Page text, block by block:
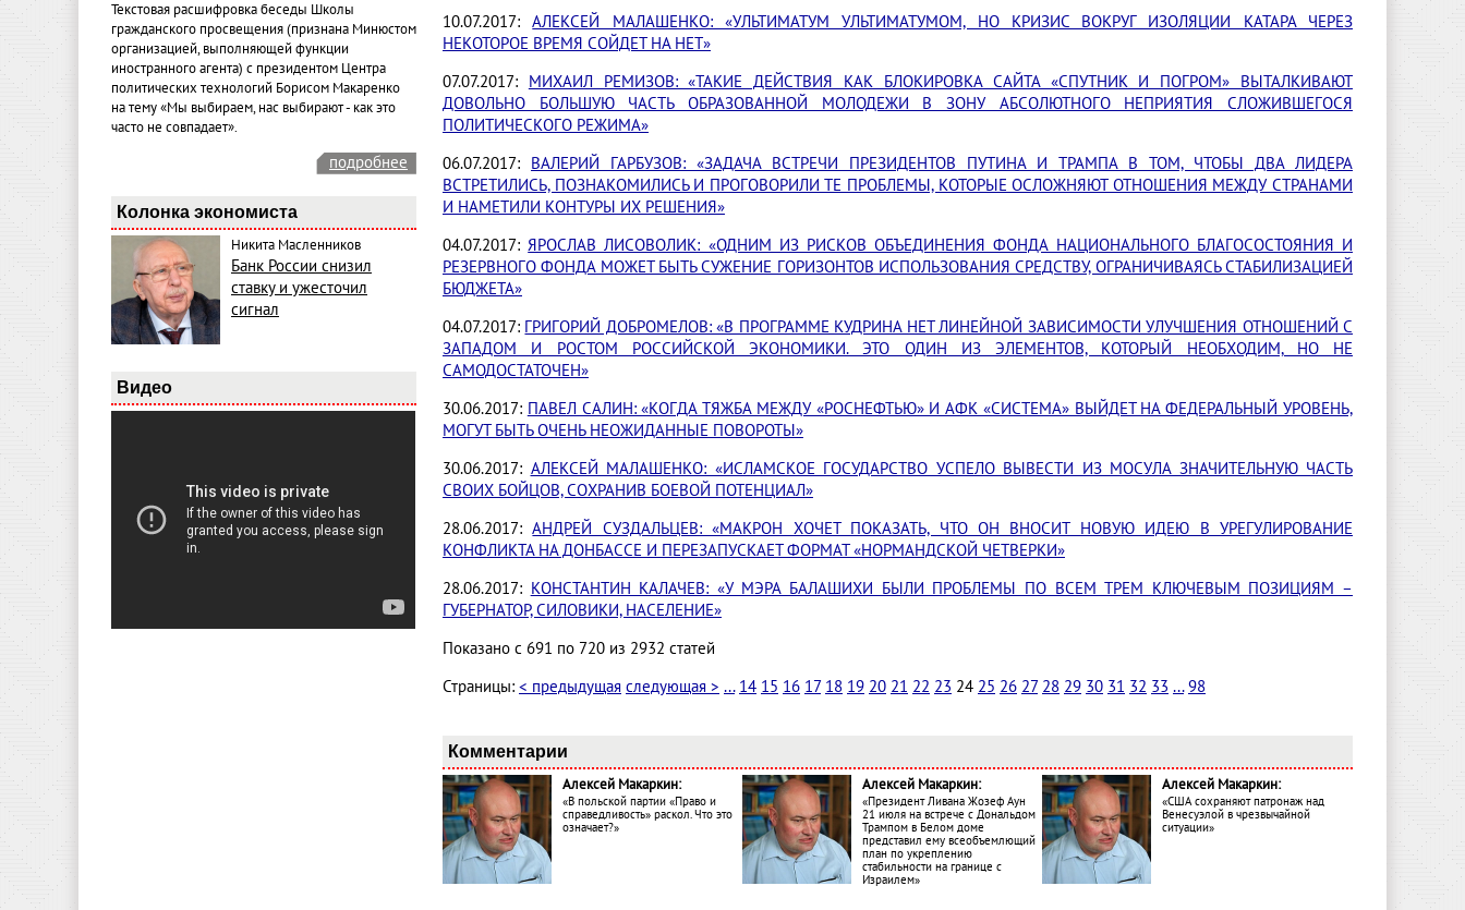
Текстовая расшифровка беседы Школы
гражданского просвещения (признана Минюстом
организацией, выполняющей функции
иностранного агента) с президентом Центра
политических технологий Борисом Макаренко
на тему «Мы выбираем, нас выбирают - как это
часто не совпадает».
подробнее
Колонка экономиста
Никита Масленников
Банк России снизил
ставку и ужесточил
сигнал
Видео
10.07.2017:АЛЕКСЕЙ МАЛАШЕНКО: «УЛЬТИМАТУМ УЛЬТИМАТУМОМ, НО КРИЗИС ВОКРУГ ИЗОЛЯЦИИ КАТАРА ЧЕРЕЗ
НЕКОТОРОЕ ВРЕМЯ СОЙДЕТ НА НЕТ»
07.07.2017: МИХАИЛ РЕМИЗОВ: «ТАКИЕ ДЕЙСТВИЯ КАК БЛОКИРОВКА САЙТА «СПУТНИК И ПОГРОМ» ВЫТАЛКИВАЮТ
ДОВОЛЬНО БОЛЬШУЮ ЧАСТЬ ОБРАЗОВАННОЙ МОЛОДЕЖИ В ЗОНУ АБСОЛЮТНОГО НЕПРИЯТИЯ СЛОЖИВШЕГОСЯ
ПОЛИТИЧЕСКОГО РЕЖИМА»
06.07.2017: ВАЛЕРИЙ ГАРБУЗОВ: «ЗАДАЧА ВСТРЕЧИ ПРЕЗИДЕНТОВ ПУТИНА И ТРАМПА В ТОМ, ЧТОБЫ ДВА ЛИДЕРА
ВСТРЕТИЛИСЬ, ПОЗНАКОМИЛИСЬ И ПРОГОВОРИЛИ ТЕ ПРОБЛЕМЫ, КОТОРЫЕ ОСЛОЖНЯЮТ ОТНОШЕНИЯ МЕЖДУ СТРАНАМИ
И НАМЕТИЛИ КОНТУРЫ ИХ РЕШЕНИЯ»
04.07.2017:ЯРОСЛАВ ЛИСОВОЛИК: «ОДНИМ ИЗ РИСКОВ ОБЪЕДИНЕНИЯ ФОНДА НАЦИОНАЛЬНОГО БЛАГОСОСТОЯНИЯ И
РЕЗЕРВНОГО ФОНДА МОЖЕТ БЫТЬ СУЖЕНИЕ ГОРИЗОНТОВ ИСПОЛЬЗОВАНИЯ СРЕДСТВУ, ОГРАНИЧИВАЯСЬ СТАБИЛИЗАЦИЕЙ
БЮДЖЕТА»
04.07.2017: ГРИГОРИЙ ДОБРОМЕЛОВ: «В ПРОГРАММЕ КУДРИНА НЕТ ЛИНЕЙНОЙ ЗАВИСИМОСТИ УЛУЧШЕНИЯ ОТНОШЕНИЙ С
ЗАПАДОМ И РОСТОМ РОССИЙСКОЙ ЭКОНОМИКИ. ЭТО ОДИН ИЗ ЭЛЕМЕНТОВ, КОТОРЫЙ НЕОБХОДИМ, НО НЕ
САМОДОСТАТОЧЕН»
30.06.2017: ПАВЕЛ САЛИН: «КОГДА ТЯЖБА МЕЖДУ «РОСНЕФТЬЮ» И АФК «СИСТЕМА» ВЫЙДЕТ НА ФЕДЕРАЛЬНЫЙ УРОВЕНЬ,
МОГУТ БЫТЬ ОЧЕНЬ НЕОЖИДАННЫЕ ПОВОРОТЫ»
30.06.2017: АЛЕКСЕЙ МАЛАШЕНКО: «ИСЛАМСКОЕ ГОСУДАРСТВО УСПЕЛО ВЫВЕСТИ ИЗ МОСУЛА ЗНАЧИТЕЛЬНУЮ ЧАСТЬ
СВОИХ БОЙЦОВ, СОХРАНИВ БОЕВОЙ ПОТЕНЦИАЛ»
28.06.2017:АНДРЕЙ СУЗДАЛЬЦЕВ: «МАКРОН ХОЧЕТ ПОКАЗАТЬ, ЧТО ОН ВНОСИТ НОВУЮ ИДЕЮ В УРЕГУЛИРОВАНИЕ
КОНФЛИКТА НА ДОНБАССЕ И ПЕРЕЗАПУСКАЕТ ФОРМАТ «НОРМАНДСКОЙ ЧЕТВЕРКИ»
28.06.2017: КОНСТАНТИН КАЛАЧЕВ: «У МЭРА БАЛАШИХИ БЫЛИ ПРОБЛЕМЫ ПО ВСЕМ ТРЕМ КЛЮЧЕВЫМ ПОЗИЦИЯМ –
ГУБЕРНАТОР, СИЛОВИКИ, НАСЕЛЕНИЕ»
Показано с 691 по 720 из 2932 статей
Страницы: < предыдущая следующая > ... 14 15 16 17 18 19 20 21 22 23 24 25 26 27 28 29 30 31 32 33 ... 98
Комментарии
Алексей Макаркин:
«В польской партии «Право и
справедливость» раскол. Что это
означает?»
Алексей Макаркин:
«Президент Ливана Жозеф Аун
21 июля на встрече с Дональдом
Трампом в Белом доме
представил ему всеобъемлющий
план по укреплению
стабильности на границе с
Израилем»
Алексей Макаркин:
«США сохраняют патронаж над
Венесуэлой в чрезвычайной
ситуации»